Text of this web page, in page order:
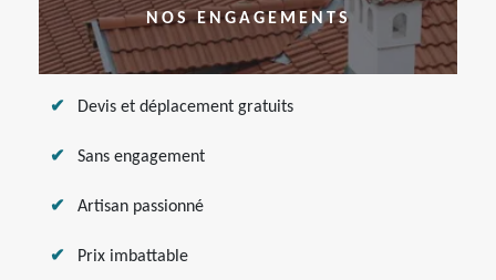
NOS ENGAGEMENTS
Devis et déplacement gratuits
Sans engagement
Artisan passionné
Prix imbattable